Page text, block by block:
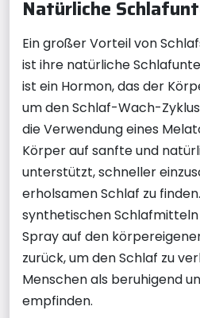
Natürliche
Ein großer Vorteil von
ist ihre natürliche
ist ein Hormon, das der
um den Schlaf-Wach-
die Verwendung eines
Körper auf sanfte und
unterstützt, schneller
erholsamen Schlaf zu
synthetischen
Spray auf den
zurück, um den Schlaf zu
Menschen als beruhigend
empfinden.